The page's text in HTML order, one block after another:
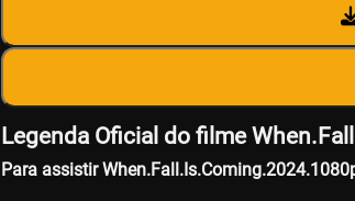
Legenda Oficial do filme
Para assistir